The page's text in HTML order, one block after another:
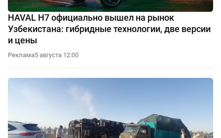
HAVAL H7 официально вышел на рынок
Узбекистана: гибридные технологии, две версии
и цены
Реклама5 августа 12:00